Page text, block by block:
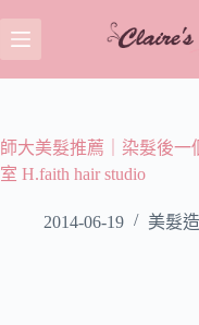
至
主
容
師大美髮推薦｜染髮後一
室 H.faith hair studio
2014-06-19 美髮